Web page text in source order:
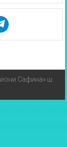
Сафина» ш.